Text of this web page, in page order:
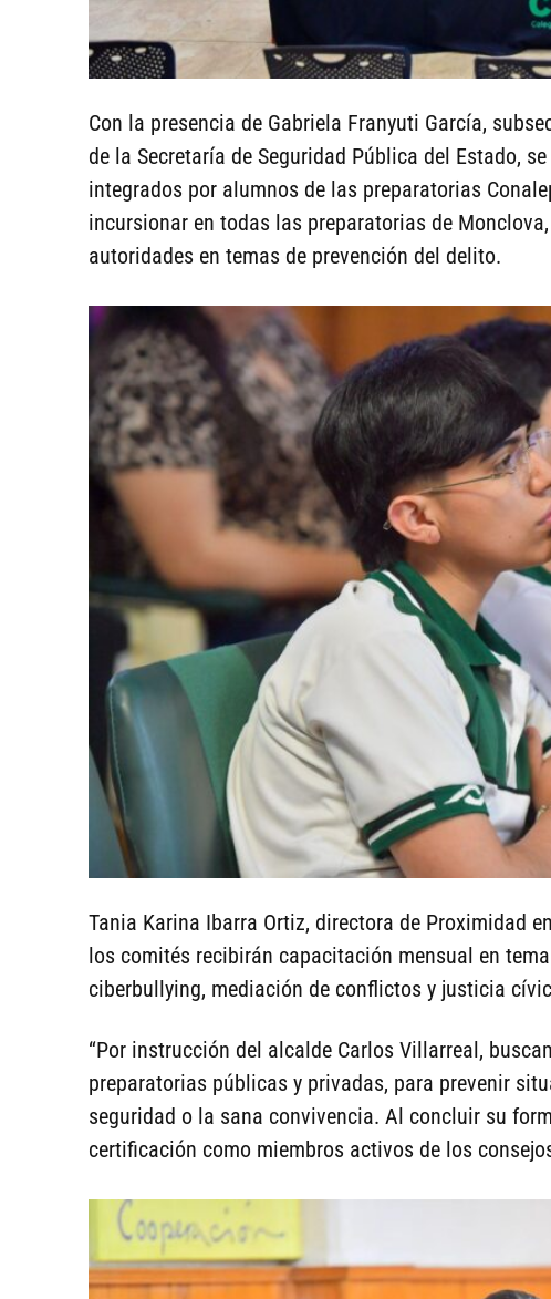
Con la presencia de Gabriela Franyuti García,
de la Secretaría de Seguridad Pública del Estado,
integrados por alumnos de las preparatorias
incursionar en todas las preparatorias de
autoridades en temas de prevención del delito.
Tania Karina Ibarra Ortiz, directora de Proximidad
los comités recibirán capacitación mensual en
ciberbullying, mediación de conflictos y justicia
“Por instrucción del alcalde Carlos Villarreal,
preparatorias públicas y privadas, para prevenir
seguridad o la sana convivencia. Al concluir su
certificación como miembros activos de los